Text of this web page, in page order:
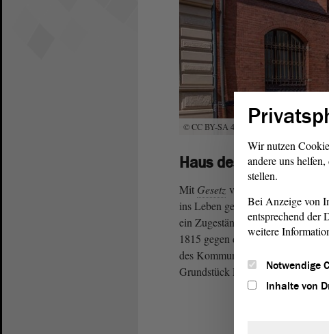
© CC BY-SA 4.0/RentWerner
Haus des
Mit Gesetz vom 17. August 1825
ins Leben gerufen, der auch
ein Zugeständnis der
1815 gegen die Eingliederung
des Kommunallandtags ähnelten
Grundstück Poststraße 3b
Wir nutzen
andere uns
stellen.
Bei Anzeige von
entsprechend der
weitere
Notwendige
Inhalte von